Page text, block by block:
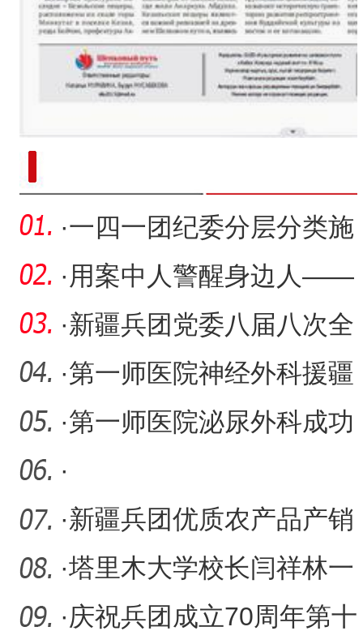
·一四一团纪委分层分类施
策积极开展警示教育活动
·用案中人警醒身边人——
一四一团召开警示教育会
议
·新疆兵团党委八届八次全
会召开
·第一师医院神经外科援疆
专家赵明飞：“开颅神刀”
·第一师医院泌尿外科成功
实施腹腔镜下后腹腔多囊
肾
·
·新疆兵团优质农产品产销
对接会专家下团场“传经送
·塔里木大学校长闫祥林一
行莅临浙大邵逸夫阿拉尔
·庆祝兵团成立70周年第十